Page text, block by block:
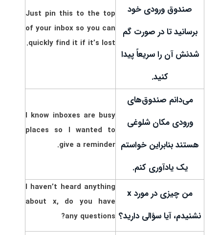
صندوق ورودی خود
برسانید تا در صورت گم
شدنش آن را سریعاً پیدا
کنید.
Just pin this to the top
of your inbox so you can
quickly find it if it’s lost.
می‌دانم صندوق‌های
ورودی مکان شلوغی
هستند بنابراین خواستم
یک یادآوری کنم.
I know inboxes are busy
places so I wanted to
give a reminder.
من چیزی در مورد x
نشنیدم، آیا سؤالی دارید؟
I haven’t heard anything
about x, do you have
any questions?